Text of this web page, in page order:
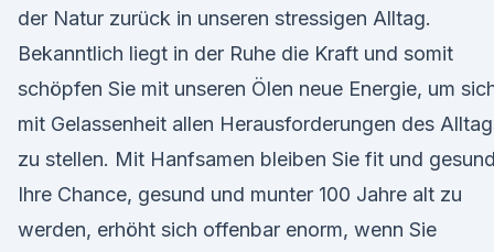
der Natur zurück in unseren stressigen Alltag.
Bekanntlich liegt in der Ruhe die Kraft und somit
schöpfen Sie mit unseren Ölen neue Energie, um
mit Gelassenheit allen Herausforderungen des
zu stellen. Mit Hanfsamen bleiben Sie fit und gesund
Ihre Chance, gesund und munter 100 Jahre alt zu
werden, erhöht sich offenbar enorm, wenn Sie